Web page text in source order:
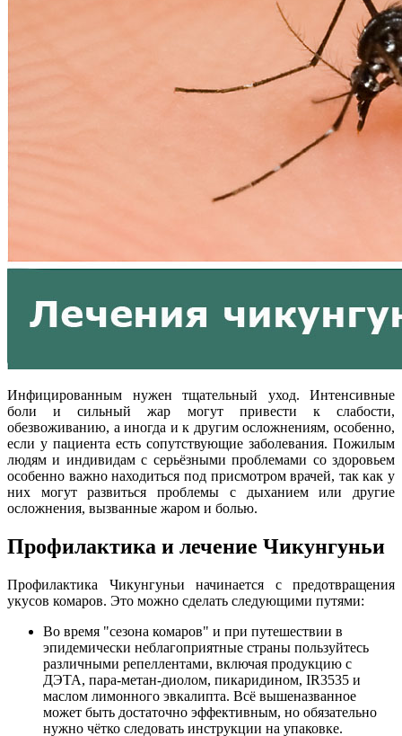
Инфицированным нужен тщательный уход. Интенсивные
боли и сильный жар могут привести к слабости,
обезвоживанию, а иногда и к другим осложнениям, особенно,
если у пациента есть сопутствующие заболевания. Пожилым
людям и индивидам с серьёзными проблемами со здоровьем
особенно важно находиться под присмотром врачей, так как у
них могут развиться проблемы с дыханием или другие
осложнения, вызванные жаром и болью.
Профилактика и лечение Чикунгуньи
Профилактика Чикунгуньи начинается с предотвращения
укусов комаров. Это можно сделать следующими путями:
Во время "сезона комаров" и при путешествии в
эпидемически неблагоприятные страны пользуйтесь
различными репеллентами, включая продукцию с
ДЭТА, пара-метан-диолом, пикаридином, IR3535 и
маслом лимонного эвкалипта. Всё вышеназванное
может быть достаточно эффективным, но обязательно
нужно чётко следовать инструкции на упаковке.